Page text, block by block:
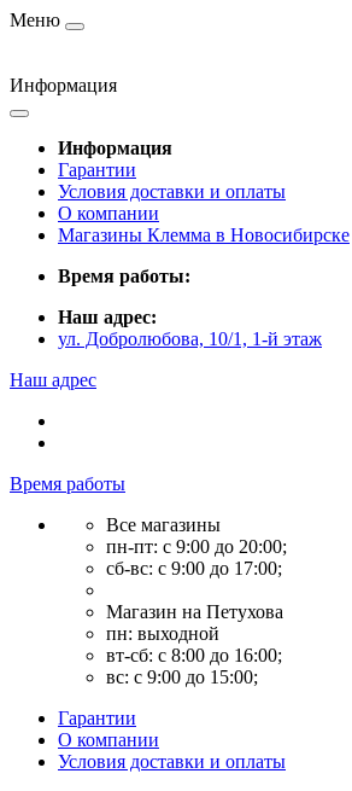
Меню
Информация
Информация
Гарантии
Условия доставки и оплаты
О компании
Магазины Клемма в Новосибирске
Время работы:
Наш адрес:
ул. Добролюбова, 10/1, 1-й этаж
Наш адрес
Время работы
Все магазины
пн-пт: с 9:00 до 20:00;
сб-вс: с 9:00 до 17:00;
Магазин на Петухова
пн: выходной
вт-сб: с 8:00 до 16:00;
вс: с 9:00 до 15:00;
Гарантии
О компании
Условия доставки и оплаты